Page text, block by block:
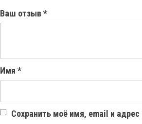
Ваш отзыв*
Имя *
Сохранить моё имя, email и